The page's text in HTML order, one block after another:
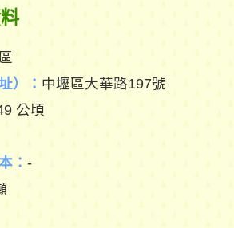
）： 中壢區大華路197號
公頃
： -